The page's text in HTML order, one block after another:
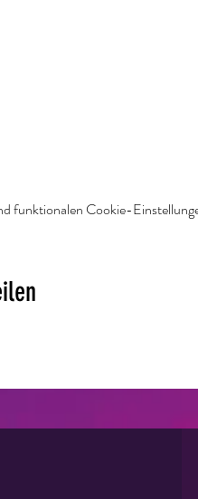
funktionalen Cookie-